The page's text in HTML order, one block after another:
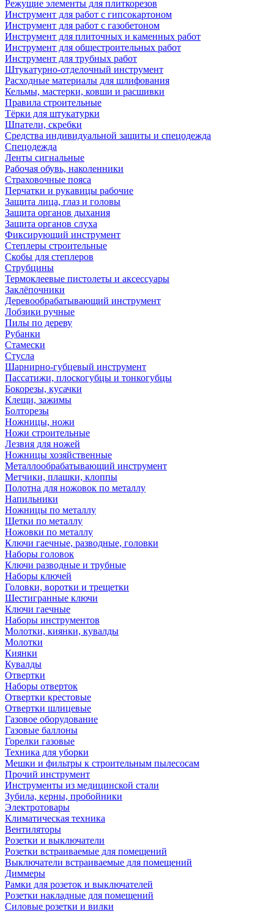
Режущие элементы для плиткорезов
Инструмент для работ с гипсокартоном
Инструмент для работ с газобетоном
Инструмент для плиточных и каменных работ
Инструмент для общестроительных работ
Инструмент для трубных работ
Штукатурно-отделочный инструмент
Расходные материалы для шлифования
Кельмы, мастерки, ковши и расшивки
Правила строительные
Тёрки для штукатурки
Шпатели, скребки
Средства индивидуальной защиты и спецодежда
Спецодежда
Ленты сигнальные
Рабочая обувь, наколенники
Страховочные пояса
Перчатки и рукавицы рабочие
Защита лица, глаз и головы
Защита органов дыхания
Защита органов слуха
Фиксирующий инструмент
Степлеры строительные
Скобы для степлеров
Струбцины
Термоклеевые пистолеты и аксессуары
Заклёпочники
Деревообрабатывающий инструмент
Лобзики ручные
Пилы по дереву
Рубанки
Стамески
Стусла
Шарнирно-губцевый инструмент
Пассатижи, плоскогубцы и тонкогубцы
Бокорезы, кусачки
Клещи, зажимы
Болторезы
Ножницы, ножи
Ножи строительные
Лезвия для ножей
Ножницы хозяйственные
Металлообрабатывающий инструмент
Метчики, плашки, клоппы
Полотна для ножовок по металлу
Напильники
Ножницы по металлу
Щетки по металлу
Ножовки по металлу
Ключи гаечные, разводные, головки
Наборы головок
Ключи разводные и трубные
Наборы ключей
Головки, воротки и трещетки
Шестигранные ключи
Ключи гаечные
Наборы инструментов
Молотки, киянки, кувалды
Молотки
Киянки
Кувалды
Отвертки
Наборы отверток
Отвертки крестовые
Отвертки шлицевые
Газовое оборудование
Газовые баллоны
Горелки газовые
Техника для уборки
Мешки и фильтры к строительным пылесосам
Прочий инструмент
Инструменты из медицинской стали
Зубила, керны, пробойники
Электротовары
Климатическая техника
Вентиляторы
Розетки и выключатели
Розетки встраиваемые для помещений
Выключатели встраиваемые для помещений
Диммеры
Рамки для розеток и выключателей
Розетки накладные для помещений
Силовые розетки и вилки